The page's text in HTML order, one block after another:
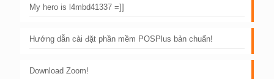
My hero is l4mbd41337 =]]
Hướng dẫn cài đặt phần mềm POSPlus bản chuẩn!
Download Zoom!